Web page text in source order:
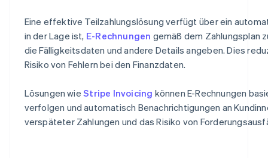
Eine effektive Teilzahlungslösung verfügt über ein
in der Lage ist, E-Rechnungen gemäß dem Zahlungsplan
die Fälligkeitsdaten und andere Details angeben. Dies
Risiko von Fehlern bei den Finanzdaten.
Lösungen wieStripe Invoicing können E-Rechnungen
verfolgen und automatisch Benachrichtigungen an
verspäteter Zahlungen und das Risiko von